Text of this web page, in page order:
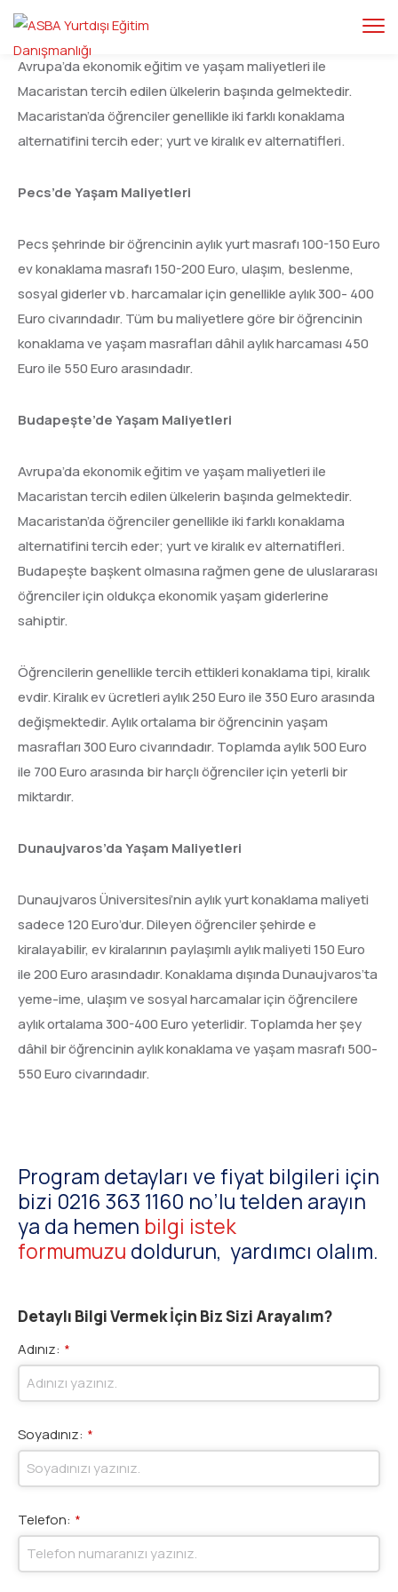
Avrupa’da ekonomik eğitim ve yaşam maliyetleri ile
Macaristan tercih edilen ülkelerin başında gelmektedir.
Macaristan’da öğrenciler genellikle iki farklı konaklama
alternatifini tercih eder; yurt ve kiralık ev alternatifleri.
Pecs’de Yaşam Maliyetleri
Pecs şehrinde bir öğrencinin aylık yurt masrafı 100-150 Euro
ev konaklama masrafı 150-200 Euro, ulaşım, beslenme,
sosyal giderler vb. harcamalar için genellikle aylık 300- 400
Euro civarındadır. Tüm bu maliyetlere göre bir öğrencinin
konaklama ve yaşam masrafları dâhil aylık harcaması 450
Euro ile 550 Euro arasındadır.
Budapeşte’de Yaşam Maliyetleri
Avrupa’da ekonomik eğitim ve yaşam maliyetleri ile
Macaristan tercih edilen ülkelerin başında gelmektedir.
Macaristan’da öğrenciler genellikle iki farklı konaklama
alternatifini tercih eder; yurt ve kiralık ev alternatifleri.
Budapeşte başkent olmasına rağmen gene de uluslararası
öğrenciler için oldukça ekonomik yaşam giderlerine
sahiptir.
Öğrencilerin genellikle tercih ettikleri konaklama tipi, kiralık
evdir. Kiralık ev ücretleri aylık 250 Euro ile 350 Euro arasında
değişmektedir. Aylık ortalama bir öğrencinin yaşam
masrafları 300 Euro civarındadır. Toplamda aylık 500 Euro
ile 700 Euro arasında bir harçlı öğrenciler için yeterli bir
miktardır.
Dunaujvaros’da Yaşam Maliyetleri
Dunaujvaros Üniversitesi’nin aylık yurt konaklama maliyeti
sadece 120 Euro’dur. Dileyen öğrenciler şehirde e
kiralayabilir, ev kiralarının paylaşımlı aylık maliyeti 150 Euro
ile 200 Euro arasındadır. Konaklama dışında Dunaujvaros’ta
yeme-ime, ulaşım ve sosyal harcamalar için öğrencilere
aylık ortalama 300-400 Euro yeterlidir. Toplamda her şey
dâhil bir öğrencinin aylık konaklama ve yaşam masrafı 500-
550 Euro civarındadır.
Program detayları ve fiyat bilgileri için
bizi 0216 363 1160 no’lu telden arayın
ya da hemen bilgi istek
formumuzu doldurun, yardımcı olalım.
Detaylı Bilgi Vermek İçin Biz Sizi Arayalım?
Adınız: *
Soyadınız: *
Telefon: *